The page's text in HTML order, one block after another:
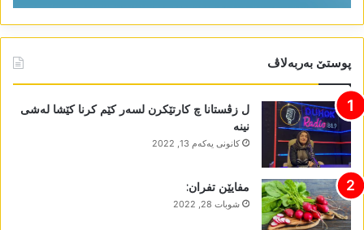
پوستێ بەربەلاڤ
ل زڤستانا چ کارتێکرن لسەر کێم کرنا کێشا لەشی
نینە
كانونی یه‌كه‌م 13, 2022
مفایێن تفران:
شوبات 28, 2022